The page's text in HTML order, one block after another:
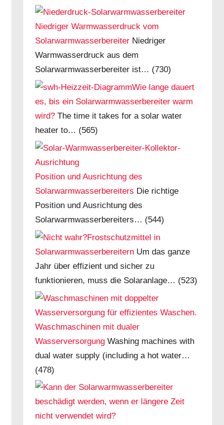
Niedriger Warmwasserdruck vom
Solarwarmwasserbereiter Niedriger
Warmwasserdruck aus dem
Solarwarmwasserbereiter ist… (730)
Wie lange dauert
es, bis ein Solarwarmwasserbereiter warm
wird? The time it takes for a solar water
heater to… (565)
Position und Ausrichtung des
Solarwarmwasserbereiters Die richtige
Position und Ausrichtung des
Solarwarmwasserbereiters… (544)
Frostschutzmittel in
Solarwarmwasserbereitern Um das ganze
Jahr über effizient und sicher zu
funktionieren, muss die Solaranlage… (523)
Waschmaschinen mit dualer
Wasserversorgung Washing machines with
dual water supply (including a hot water…
(478)